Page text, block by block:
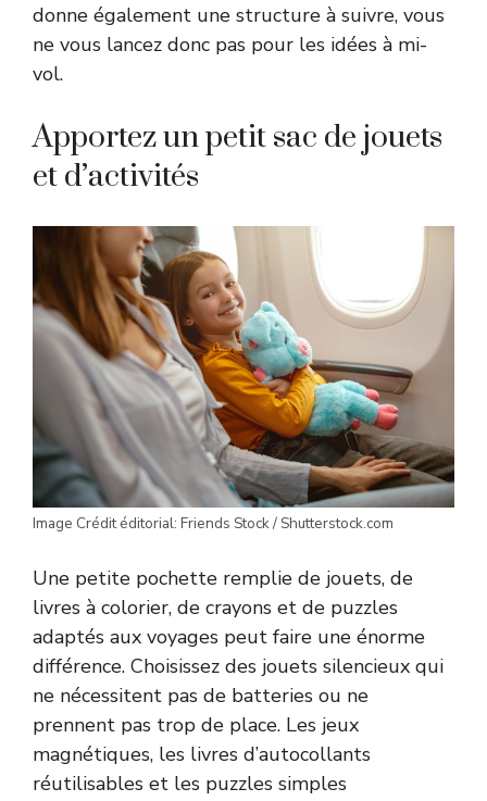
donne également une structure à suivre, vous
ne vous lancez donc pas pour les idées à mi-
vol.
Apportez un petit sac de jouets
et d’activités
Image Crédit éditorial: Friends Stock / Shutterstock.com
Une petite pochette remplie de jouets, de
livres à colorier, de crayons et de puzzles
adaptés aux voyages peut faire une énorme
différence. Choisissez des jouets silencieux qui
ne nécessitent pas de batteries ou ne
prennent pas trop de place. Les jeux
magnétiques, les livres d’autocollants
réutilisables et les puzzles simples